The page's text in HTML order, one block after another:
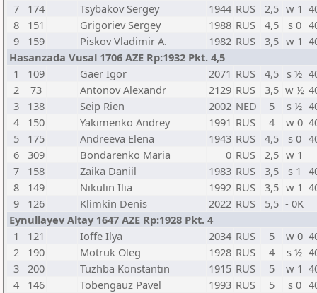
7
174 Tsybakov Sergey 1944 RUS 2,5 w 1
8
151 Grigoriev Sergey 1988 RUS 4,5 s 0
9
159 Piskov Vladimir A. 1982 RUS 3,5 w 1
Hasanzada Vusal 1706 AZE Rp:1932 Pkt. 4,5
1
109 Gaer Igor 2071 RUS 4,5 s ½
2
73 Antonov Alexandr 2129 RUS 3,5 w ½
3
138 Seip Rien 2002 NED 5 s ½
4
150 Yakimenko Andrey 1991 RUS 4 w 0
5
175 Andreeva Elena 1943 RUS 4,5 s 0
6 309 Bondarenko Maria 0 RUS 2,5 w 1
7
158 Zaika Daniil 1983 RUS 3,5 s 1
8
149 Nikulin Ilia 1992 RUS 3,5 w 1
9
126 Klimkin Denis 2022 RUS 5,5 - 0K
Eynullayev Altay 1647 AZE Rp:1928 Pkt. 4
1
121 Ioffe Ilya 2034 RUS 5 w 0
2
190 Motruk Oleg 1928 RUS 4 s ½
3 200 Tuzhba Konstantin 1915 RUS 5 w 1
4
146 Tobengauz Pavel 1993 RUS 5 s 0